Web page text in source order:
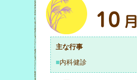
主な行事
■内科健診